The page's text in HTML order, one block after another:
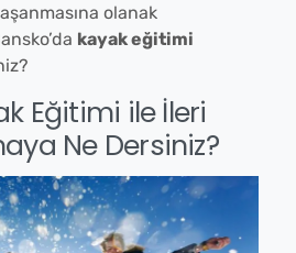
olanak
kayak eğitimi
Eğitimi ile İleri
Ne Dersiniz?